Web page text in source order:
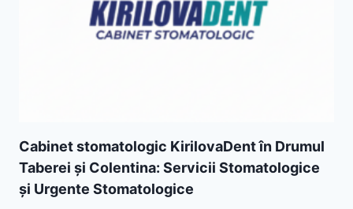
Cabinet stomatologic KirilovaDent în Drumul
Taberei și Colentina: Servicii Stomatologice
și Urgente Stomatologice